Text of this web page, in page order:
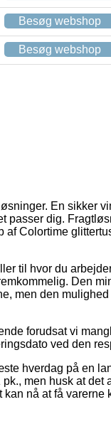
Besøg webshop
Besøg webshop
En sikker
passer dig.
Colortime
til hvor du
Den
men den
forudsat vi
ved den
hverdag på en
men husk at det
nå at få varerne